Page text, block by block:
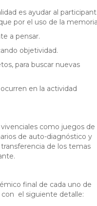
es ayudar al
por el uso de la
a pensar.
objetividad.
para buscar nuevas
en la actividad
como juegos de
de auto-diagnóstico y
de los temas
final de cada uno de
el siguiente detalle: